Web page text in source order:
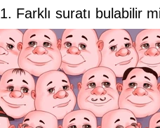
1. Farklı suratı bulabilir